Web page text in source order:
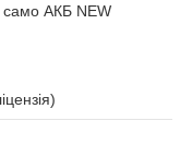
само АКБ NEW